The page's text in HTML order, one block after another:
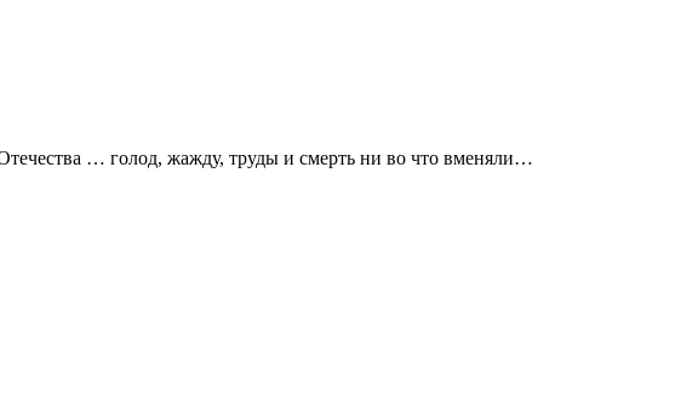
… голод, жажду, труды и смерть ни во что вменяли…